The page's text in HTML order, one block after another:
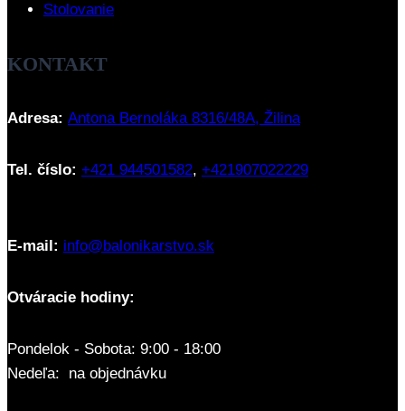
Stolovanie
KONTAKT
Adresa: Antona Bernoláka 8316/48A, Žilina
Tel. číslo: +421 944501582, +421907022229
E-mail: info@balonikarstvo.sk
Otváracie hodiny:
Pondelok - Sobota: 9:00 - 18:00
Nedeľa: na objednávku